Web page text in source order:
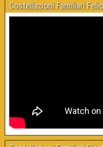
Costellazioni Familiari